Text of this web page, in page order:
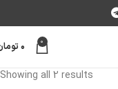
0 ۰
Showing all 2 results